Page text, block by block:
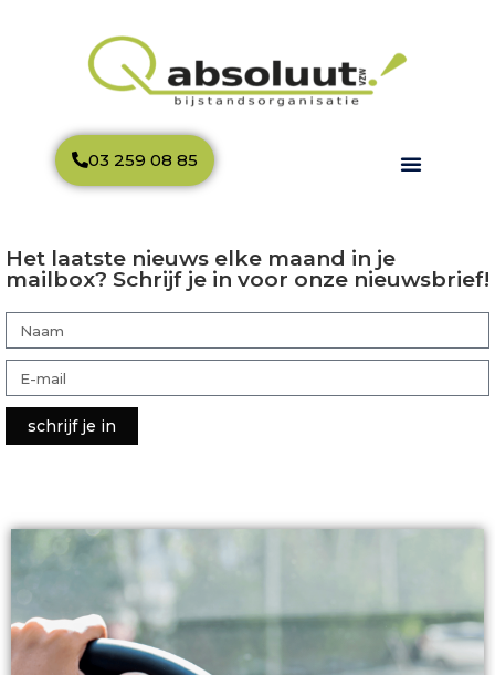
03 259 08 85
Het laatste nieuws elke maand in je
mailbox? Schrijf je in voor onze nieuwsbrief!
schrijf je in